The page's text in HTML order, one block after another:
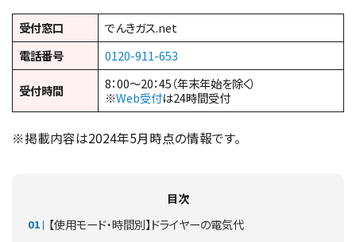
受付窓口
でんきガス.net
電話番号
0120-911-653
受付時間
8：00～20：45（年末年始を除く）
※Web受付は24時間受付
※掲載内容は2024年5月時点の情報です。
目次
【使用モード・時間別】ドライヤーの電気代